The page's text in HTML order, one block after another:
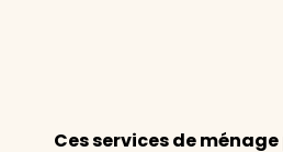
Ces services de